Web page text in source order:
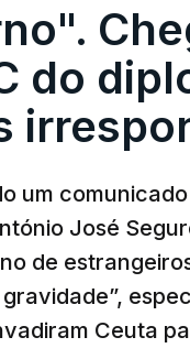
do
um
José
de
Ceuta